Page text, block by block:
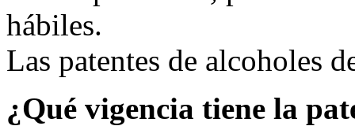
hábiles.
Las patentes de alcoholes
¿Qué vigencia tiene la